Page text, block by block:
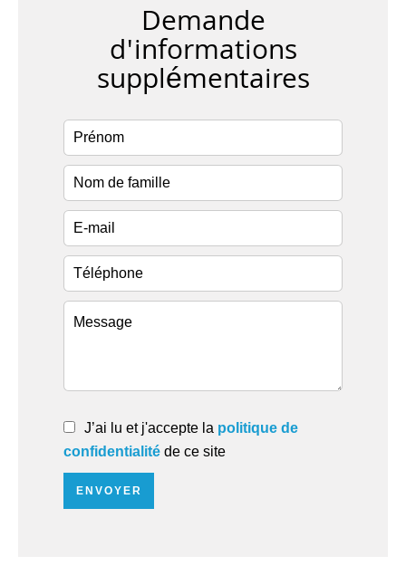
Demande
d'informations
supplémentaires
J’ai lu et j'accepte la politique de
confidentialité de ce site
ENVOYER